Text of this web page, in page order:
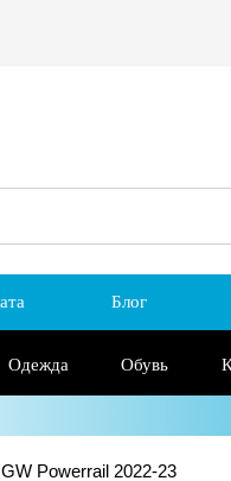
Блог
Одежда Обувь
Powerrail 2022-23